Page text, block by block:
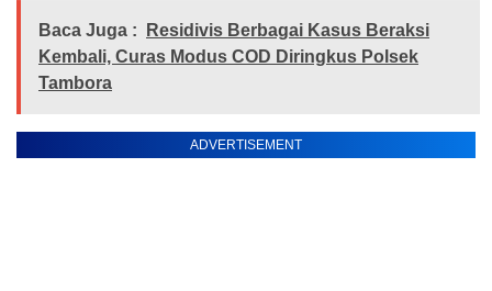
Baca Juga :
Residivis Berbagai Kasus Beraksi
Kembali, Curas Modus COD Diringkus Polsek
Tambora
ADVERTISEMENT